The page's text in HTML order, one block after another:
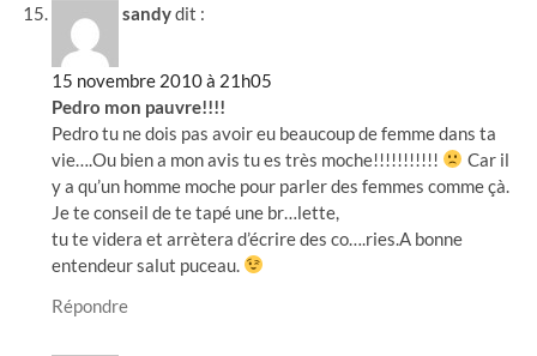
sandydit :
15 novembre 2010 à 21h05
Pedro mon pauvre!!!!
Pedro tu ne dois pas avoir eu beaucoup de femme dans ta
vie….Ou bien a mon avis tu es très moche!!!!!!!!!!!
Car il
y a qu’un homme moche pour parler des femmes comme çà.
Je te conseil de te tapé une br…lette,
tu te videra et arrètera d’écrire des co….ries.A bonne
entendeur salut puceau.
Répondre